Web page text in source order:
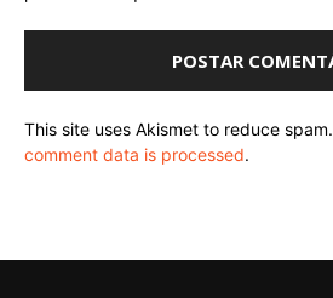
This site uses Akismet to reduce spam.
comment data is processed.